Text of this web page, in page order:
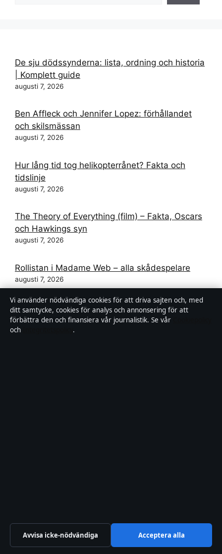
De sju dödssynderna: lista, ordning och historia
| Komplett guide
augusti 7, 2026
Ben Affleck och Jennifer Lopez: förhållandet
och skilsmässan
augusti 7, 2026
Hur lång tid tog helikopterrånet? Fakta och
tidslinje
augusti 7, 2026
The Theory of Everything (film) – Fakta, Oscars
och Hawkings syn
augusti 7, 2026
Rollistan i Madame Web – alla skådespelare
augusti 7, 2026
Andrev Waldens mamma – bild, namn och allt
om familjen
augusti 6, 2026
Reportage
Reportage
Vi använder nödvändiga cookies för att driva sajten och, med
ditt samtycke, cookies för analys och annonsering för att
förbättra den och finansiera vår journalistik. Se vår
och
.
Avvisa icke-nödvändiga Acceptera alla